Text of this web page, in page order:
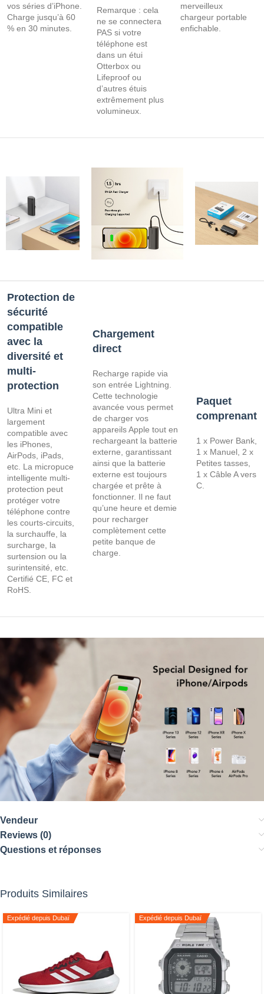
vos séries d’iPhone.
Charge jusqu’à 60
% en 30 minutes.
Remarque : cela
ne se connectera
PAS si votre
téléphone est
dans un étui
Otterbox ou
Lifeproof ou
d’autres étuis
extrêmement plus
volumineux.
merveilleux
chargeur portable
enfichable.
Protection de
sécurité
compatible
avec la
diversité et
multi-
protection
Ultra Mini et
largement
compatible avec
les iPhones,
AirPods, iPads,
etc. La micropuce
intelligente multi-
protection peut
protéger votre
téléphone contre
les courts-circuits,
la surchauffe, la
surcharge, la
surtension ou la
surintensité, etc.
Certifié CE, FC et
RoHS.
Chargement
direct
Recharge rapide via
son entrée Lightning.
Cette technologie
avancée vous permet
de charger vos
appareils Apple tout en
rechargeant la batterie
externe, garantissant
ainsi que la batterie
externe est toujours
chargée et prête à
fonctionner. Il ne faut
qu’une heure et demie
pour recharger
complètement cette
petite banque de
charge.
Paquet
comprenant
1 x Power Bank,
1 x Manuel, 2 x
Petites tasses,
1 x Câble A vers
C.
Vendeur
Reviews (0)
Questions et réponses
Produits Similaires
Expédié depuis Dubaï Expédié depuis Dubaï